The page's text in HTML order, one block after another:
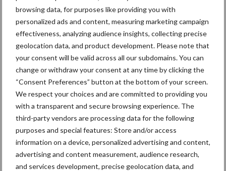
browsing data, for purposes like providing you with
personalized ads and content, measuring marketing campaign
effectiveness, analyzing audience insights, collecting precise
geolocation data, and product development. Please note that
your consent will be valid across all our subdomains. You can
change or withdraw your consent at any time by clicking the
“Consent Preferences” button at the bottom of your screen.
We respect your choices and are committed to providing you
with a transparent and secure browsing experience. The
third-party vendors are processing data for the following
purposes and special features: Store and/or access
information on a device, personalized advertising and content,
advertising and content measurement, audience research,
and services development, precise geolocation data, and
Primaire
Sidebar
Recent nieuws Partner nieuws
6 aug
ForFarmers ziet volume en
marktaandeel groeien in krimpende
Nederlandse markt
Toon meer